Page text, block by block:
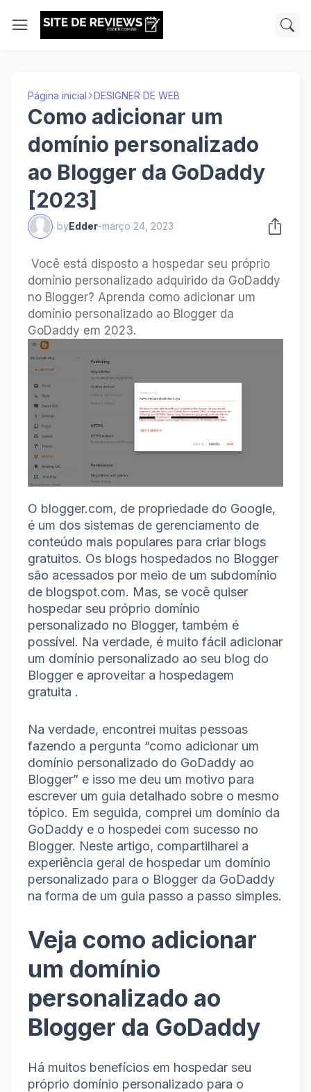
Página inicial DESIGNER DE WEB
Como adicionar um
domínio personalizado
ao Blogger da GoDaddy
[2023]
byEdder-março 24, 2023
Você está disposto a hospedar seu próprio
domínio personalizado adquirido da GoDaddy
no Blogger? Aprenda como adicionar um
domínio personalizado ao Blogger da
GoDaddy em 2023.
O blogger.com, de propriedade do Google,
é um dos sistemas de gerenciamento de
conteúdo mais populares para criar blogs
gratuitos. Os blogs hospedados no Blogger
são acessados ​​por meio de um subdomínio
de blogspot.com. Mas, se você quiser
hospedar seu próprio domínio
personalizado no Blogger, também é
possível. Na verdade, é muito fácil adicionar
um domínio personalizado ao seu blog do
Blogger e aproveitar a hospedagem
gratuita .
Na verdade, encontrei muitas pessoas
fazendo a pergunta “como adicionar um
domínio personalizado do GoDaddy ao
Blogger” e isso me deu um motivo para
escrever um guia detalhado sobre o mesmo
tópico. Em seguida, comprei um domínio da
GoDaddy e o hospedei com sucesso no
Blogger. Neste artigo, compartilharei a
experiência geral de hospedar um domínio
personalizado para o Blogger da GoDaddy
na forma de um guia passo a passo simples.
Veja como adicionar
um domínio
personalizado ao
Blogger da GoDaddy
Há muitos benefícios em hospedar seu
próprio domínio personalizado para o